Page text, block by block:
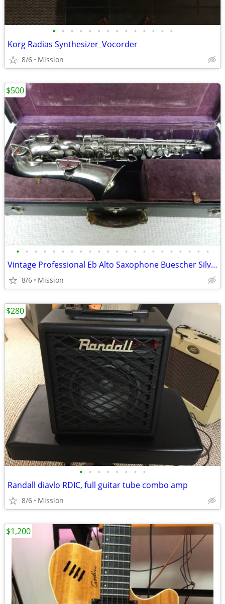
• • • • • • • • • • • • • •
Korg Radias Synthesizer_Vocorder
8/6 Mission
• • • • • • • • • • • • • • • • • • • • • •
Vintage Professional Eb Alto Saxophone Buescher Silver/Goldbell
8/6 Mission
$500
• • • • • • • •
Randall diavlo RDIC, full guitar tube combo amp
8/6 Mission
$280
$1,200